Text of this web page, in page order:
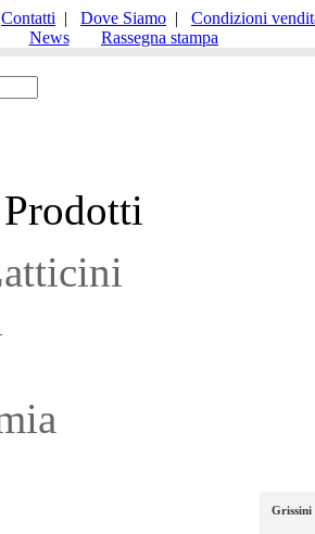
Contatti | Dove Siamo | Condizioni
News
Rassegna stampa
Grissini